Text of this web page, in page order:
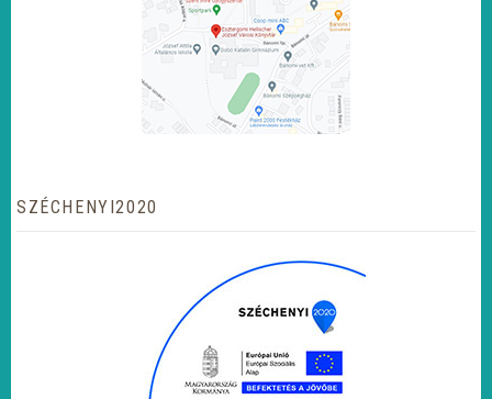
SZÉCHENYI2020